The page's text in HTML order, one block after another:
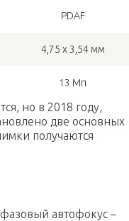
PDAF
4,75 х 3,54 мм
13 Мп
но в 2018 году,
две основных
получаются
автофокус –